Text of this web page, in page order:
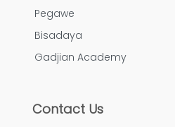
Pegawe
Bisadaya
Gadjian Academy
Contact Us